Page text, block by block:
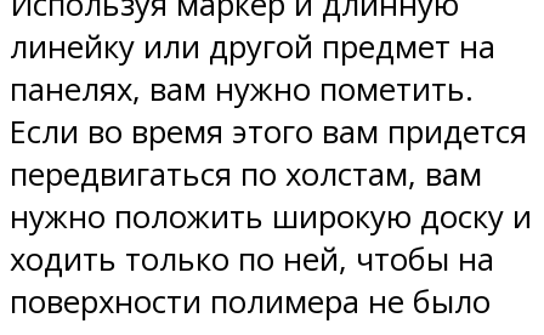
линейку или другой предмет на
панелях, вам нужно пометить.
Если во время этого вам придется
передвигаться по холстам, вам
нужно положить широкую доску и
ходить только по ней, чтобы на
поверхности полимера не было